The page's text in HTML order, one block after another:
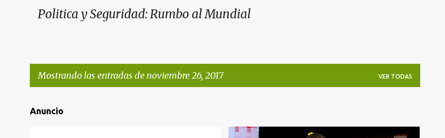
Politica y Seguridad: Rumbo al Mundial
Mostrando las entradas de noviembre 26, 2017 VER TODAS
E
Anuncio